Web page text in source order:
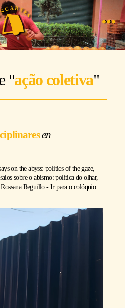
Menu
Imagem: Paola Garnica
"ação coletiva"
on the abyss: politics of the gaze,
sobre o abismo: política do olhar,
Rossana Reguillo-Ir para o colóquio